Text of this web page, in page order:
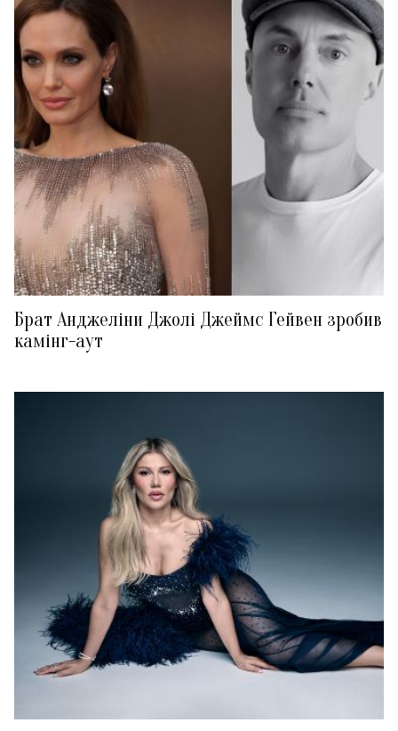
Брат Анджеліни Джолі Джеймс Гейвен зробив
камінг-аут